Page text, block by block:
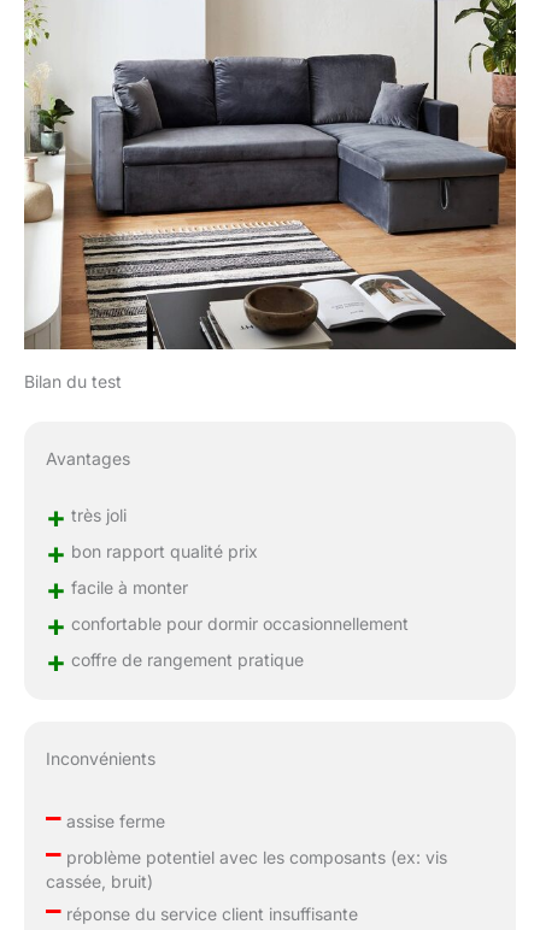
Bilan du test
Avantages
+ très joli
+ bon rapport qualité prix
+ facile à monter
+ confortable pour dormir occasionnellement
+ coffre de rangement pratique
Inconvénients
–assise ferme
–problème potentiel avec les composants (ex: vis
cassée, bruit)
–réponse du service client insuffisante